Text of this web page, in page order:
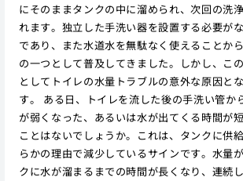
にそのままタンクの中に溜められ、次回の洗
れます。独立した手洗い器を設置する必要が
であり、また水道水を無駄なく使えることか
の一つとして普及してきました。しかし、こ
としてトイレの水量トラブルの意外な原因と
す。 ある日、トイレを流した後の手洗い管か
が弱くなった、あるいは水が出てくる時間が
ことはないでしょうか。これは、タンクに供
らかの理由で減少しているサインです。水量
クに水が溜まるまでの時間が長くなり、連続